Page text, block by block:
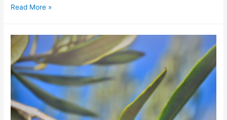
Presentato
degli
oli
monovarietali
Edizione
2026
Read More »